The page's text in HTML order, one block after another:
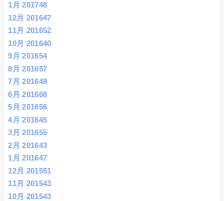
1月 201748
12月 201647
11月 201652
10月 201640
9月 201654
8月 201657
7月 201649
6月 201666
5月 201656
4月 201645
3月 201655
2月 201643
1月 201647
12月 201551
11月 201543
10月 201543